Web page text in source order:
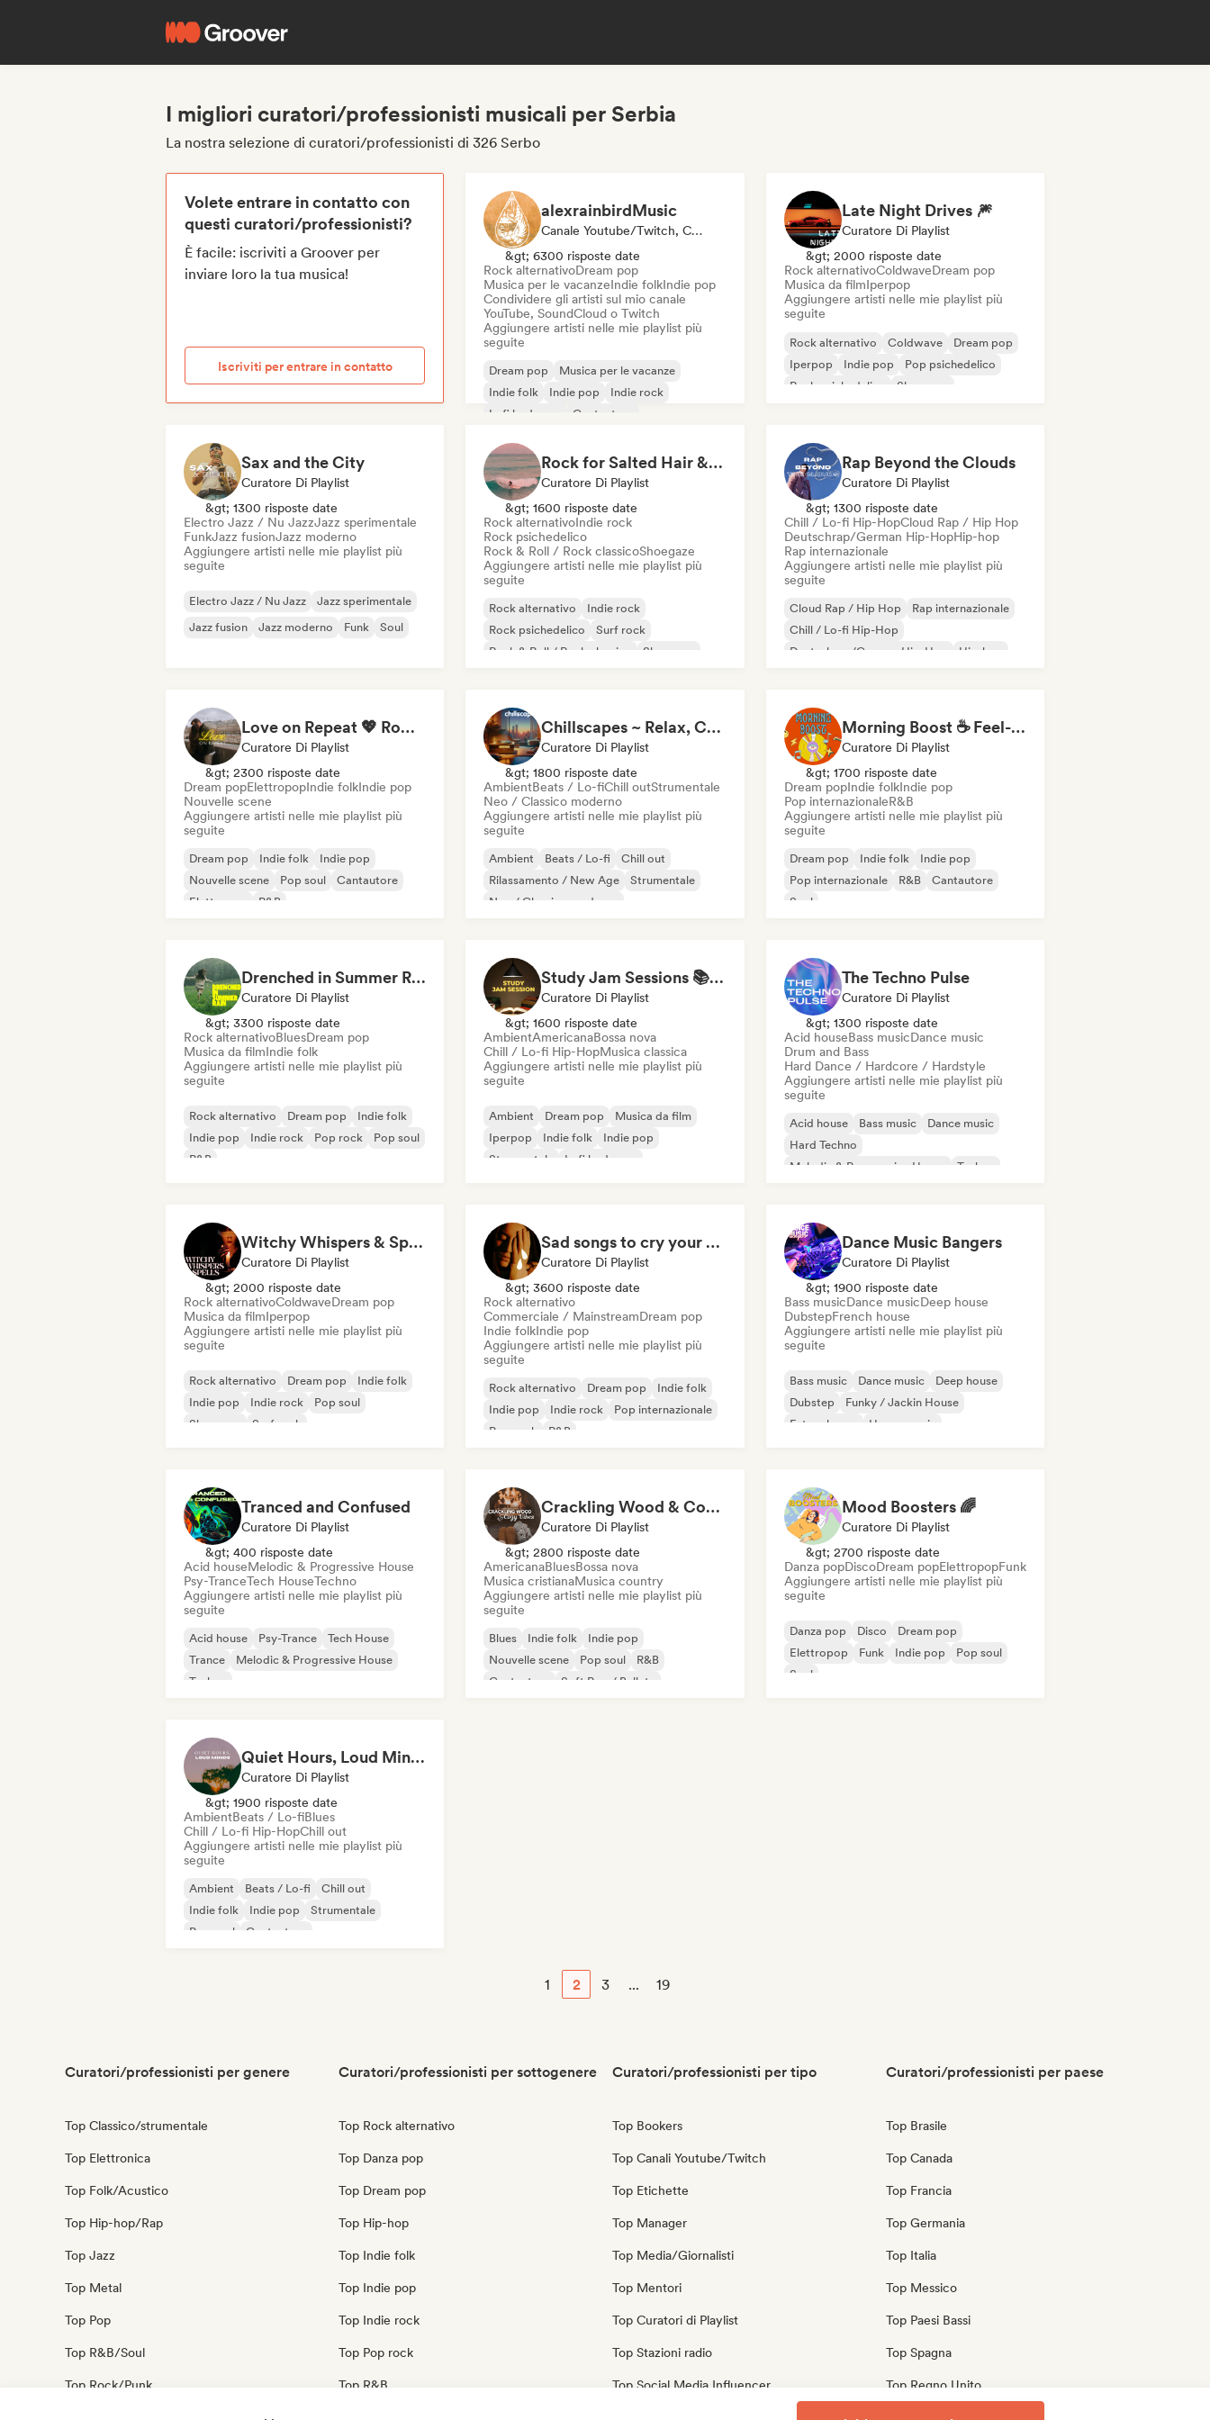
I migliori curatori/professionisti musicali per Serbia
La nostra selezione di curatori/professionisti di 326 Serbo
Volete entrare in contatto con
questi curatori/professionisti?
È facile: iscriviti a Groover per
inviare loro la tua musica!
Iscriviti per entrare in contatto
alexrainbirdMusic
Canale Youtube/Twitch, Curatore Di Playlist
&gt; 6300 risposte date
Rock alternativoDream pop
Musica per le vacanzeIndie folkIndie pop
Condividere gli artisti sul mio canale
YouTube, SoundCloud o Twitch
Aggiungere artisti nelle mie playlist più
seguite
Dream pop
Musica per le vacanze
Indie folk
Indie pop
Indie rock
Lofi bedroom
Cantautore
Late Night Drives 🎆
Curatore Di Playlist
&gt; 2000 risposte date
Rock alternativoColdwaveDream pop
Musica da filmIperpop
Aggiungere artisti nelle mie playlist più
seguite
Rock alternativo Coldwave
Dream pop
Iperpop
Indie pop
Pop psichedelico
Rock psichedelico
Shoegaze
Sax and the City
Curatore Di Playlist
&gt; 1300 risposte date
Electro Jazz / Nu JazzJazz sperimentale
FunkJazz fusionJazz moderno
Aggiungere artisti nelle mie playlist più
seguite
Electro Jazz / Nu Jazz
Jazz sperimentale
Jazz fusion
Jazz moderno Funk Soul
Rock for Salted Hair & Sandy Toes
Curatore Di Playlist
&gt; 1600 risposte date
Rock alternativoIndie rock
Rock psichedelico
Rock & Roll / Rock classicoShoegaze
Aggiungere artisti nelle mie playlist più
seguite
Rock alternativo
Indie rock
Rock psichedelico
Surf rock
Rock & Roll / Rock classico
Shoegaze
Rap Beyond the Clouds
Curatore Di Playlist
&gt; 1300 risposte date
Chill / Lo-fi Hip-HopCloud Rap / Hip Hop
Deutschrap/German Hip-HopHip-hop
Rap internazionale
Aggiungere artisti nelle mie playlist più
seguite
Cloud Rap / Hip Hop
Rap internazionale
Chill / Lo-fi Hip-Hop
Deutschrap/German Hip-Hop
Hip-hop
Love on Repeat 💖 Romantic Indie Pop, Neo Soul & Singer-Songwriter
Curatore Di Playlist
&gt; 2300 risposte date
Dream popElettropopIndie folkIndie pop
Nouvelle scene
Aggiungere artisti nelle mie playlist più
seguite
Dream pop Indie folk
Indie pop
Nouvelle scene
Pop soul
Cantautore
Elettropop
R&B
Chillscapes ~ Relax, Concentrate, Meditate, Sleep, Dream
Curatore Di Playlist
&gt; 1800 risposte date
AmbientBeats / Lo-fiChill outStrumentale
Neo / Classico moderno
Aggiungere artisti nelle mie playlist più
seguite
Ambient Beats / Lo-fi
Chill out
Rilassamento / New Age
Strumentale
Neo / Classico moderno
Morning Boost ☕ Feel-Good Funk, Soul & Neo-Soul to Wake Up
Curatore Di Playlist
&gt; 1700 risposte date
Dream popIndie folkIndie pop
Pop internazionaleR&B
Aggiungere artisti nelle mie playlist più
seguite
Dream pop Indie folk
Indie pop
Pop internazionale
R&B
Cantautore
Soul
Drenched in Summer Rain 🌧️🌴
Curatore Di Playlist
&gt; 3300 risposte date
Rock alternativoBluesDream pop
Musica da filmIndie folk
Aggiungere artisti nelle mie playlist più
seguite
Rock alternativo Dream pop
Indie folk
Indie pop
Indie rock Pop rock
Pop soul
R&B
Study Jam Sessions 📚 Indie Folk, Dream Pop & Singer-Songwriter
Curatore Di Playlist
&gt; 1600 risposte date
AmbientAmericanaBossa nova
Chill / Lo-fi Hip-HopMusica classica
Aggiungere artisti nelle mie playlist più
seguite
Ambient Dream pop
Musica da film
Iperpop
Indie folk
Indie pop
Strumentale
Lofi bedroom
The Techno Pulse
Curatore Di Playlist
&gt; 1300 risposte date
Acid houseBass musicDance music
Drum and Bass
Hard Dance / Hardcore / Hardstyle
Aggiungere artisti nelle mie playlist più
seguite
Acid house Bass music
Dance music
Hard Techno
Melodic & Progressive House
Techno
Witchy Whispers & Spells 🔮 Ethereal Art Pop & Dream Pop
Curatore Di Playlist
&gt; 2000 risposte date
Rock alternativoColdwaveDream pop
Musica da filmIperpop
Aggiungere artisti nelle mie playlist più
seguite
Rock alternativo Dream pop
Indie folk
Indie pop
Indie rock
Pop soul
Shoegaze
Surf rock
Sad songs to cry your eyes out
Curatore Di Playlist
&gt; 3600 risposte date
Rock alternativo
Commerciale / MainstreamDream pop
Indie folkIndie pop
Aggiungere artisti nelle mie playlist più
seguite
Rock alternativo Dream pop
Indie folk
Indie pop
Indie rock
Pop internazionale
Pop rock
R&B
Dance Music Bangers
Curatore Di Playlist
&gt; 1900 risposte date
Bass musicDance musicDeep house
DubstepFrench house
Aggiungere artisti nelle mie playlist più
seguite
Bass music Dance music
Deep house
Dubstep
Funky / Jackin House
Future house
House music
Tranced and Confused
Curatore Di Playlist
&gt; 400 risposte date
Acid houseMelodic & Progressive House
Psy-TranceTech HouseTechno
Aggiungere artisti nelle mie playlist più
seguite
Acid house Psy-Trance
Tech House
Trance
Melodic & Progressive House
Techno
Crackling Wood & Cozy Vibes 🔥 Singer-Songwriter, Dream Pop & Bedroom Pop
Curatore Di Playlist
&gt; 2800 risposte date
AmericanaBluesBossa nova
Musica cristianaMusica country
Aggiungere artisti nelle mie playlist più
seguite
Blues Indie folk
Indie pop
Nouvelle scene
Pop soul
R&B
Cantautore
Soft Pop / Ballata
Mood Boosters 🌈
Curatore Di Playlist
&gt; 2700 risposte date
Danza popDiscoDream popElettropopFunk
Aggiungere artisti nelle mie playlist più
seguite
Danza pop Disco
Dream pop
Elettropop
Funk Indie pop
Pop soul
Soul
Quiet Hours, Loud Minds 🔮 Singer-Songwriter, Bedroom Pop & Dream Pop
Curatore Di Playlist
&gt; 1900 risposte date
AmbientBeats / Lo-fiBlues
Chill / Lo-fi Hip-HopChill out
Aggiungere artisti nelle mie playlist più
seguite
Ambient Beats / Lo-fi
Chill out
Indie folk
Indie pop
Strumentale
Pop soul
Cantautore
1 2 3 ... 19
Curatori/professionisti per genere
Top Classico/strumentale
Top Elettronica
Top Folk/Acustico
Top Hip-hop/Rap
Top Jazz
Top Metal
Top Pop
Top R&B/Soul
Top Rock/Punk
Curatori/professionisti per sottogenere
Top Rock alternativo
Top Danza pop
Top Dream pop
Top Hip-hop
Top Indie folk
Top Indie pop
Top Indie rock
Top Pop rock
Top R&B
Curatori/professionisti per tipo
Top Bookers
Top Canali Youtube/Twitch
Top Etichette
Top Manager
Top Media/Giornalisti
Top Mentori
Top Curatori di Playlist
Top Stazioni radio
Top Social Media Influencer
Curatori/professionisti per paese
Top Brasile
Top Canada
Top Francia
Top Germania
Top Italia
Top Messico
Top Paesi Bassi
Top Spagna
Top Regno Unito